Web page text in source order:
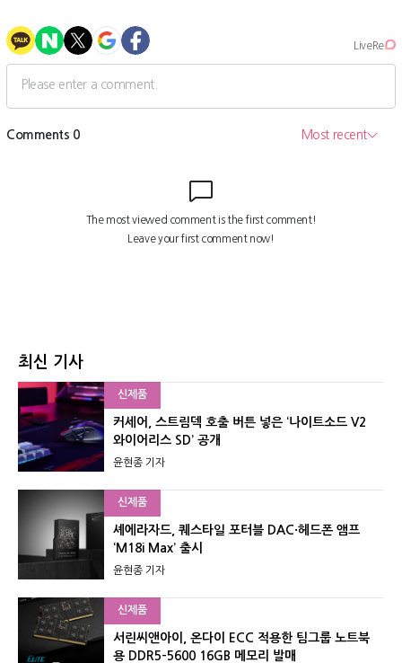
최신 기사
신제품
커세어, 스트림덱 호출 버튼 넣은 ‘나이트소드 V2
와이어리스 SD’ 공개
윤현종 기자
신제품
셰에라자드, 퀘스타일 포터블 DAC·헤드폰 앰프
‘M18i Max’ 출시
윤현종 기자
신제품
서린씨앤아이, 온다이 ECC 적용한 팀그룹 노트북
용 DDR5-5600 16GB 메모리 발매